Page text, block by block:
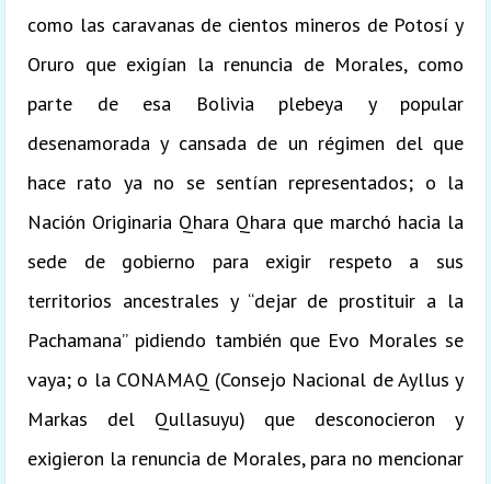
como las caravanas de cientos mineros de Potosí y
Oruro que exigían la renuncia de Morales, como
parte de esa Bolivia plebeya y popular
desenamorada y cansada de un régimen del que
hace rato ya no se sentían representados; o la
Nación Originaria Qhara Qhara que marchó hacia la
sede de gobierno para exigir respeto a sus
territorios ancestrales y “dejar de prostituir a la
Pachamana” pidiendo también que Evo Morales se
vaya; o la CONAMAQ (Consejo Nacional de Ayllus y
Markas del Qullasuyu) que desconocieron y
exigieron la renuncia de Morales, para no mencionar